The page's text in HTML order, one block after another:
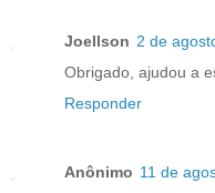
Joellson 2 de
Obrigado, ajudou a
Responder
Anônimo 11 de